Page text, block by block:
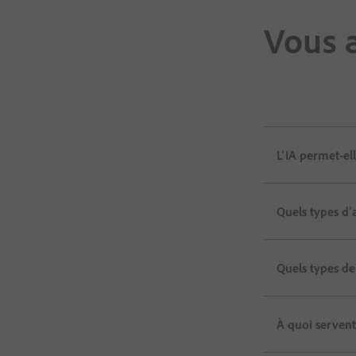
Vous
L’IA permet-
Quels types
Quels types
À quoi